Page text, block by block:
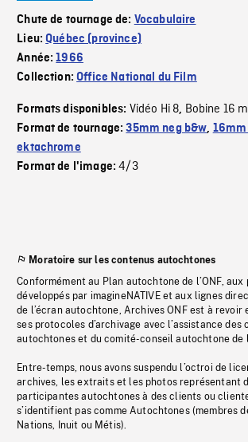
Chute de tournage de: Vocabulaire
Lieu:Québec (province)
Année:1966
Collection:Office National du Film
Formats disponibles: Vidéo Hi 8, Bobine 16
Format de tournage:35mm neg b&w, 16mm
ektachrome
Format de l'image:4/3
Moratoire sur les contenus autochtones
Conformément au Plan autochtone de l’ONF,
développés par imagineNATIVE et aux lignes
de l’écran autochtone, Archives ONF est à revoir
ses protocoles d’archivage avec l’assistance des
autochtones et du comité-conseil autochtone de
Entre-temps, nous avons suspendu l’octroi de
archives, les extraits et les photos représentant
participantes autochtones à des clients ou
s’identifient pas comme Autochtones (membres
Nations, Inuit ou Métis).